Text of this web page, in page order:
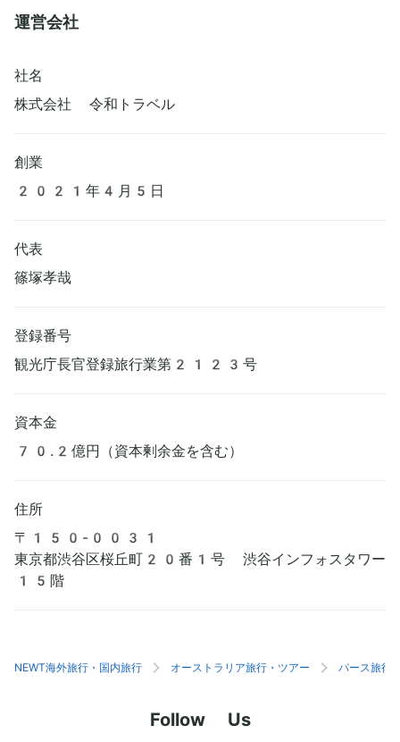
運営会社
社名
株式会社 令和トラベル
創業
2021年4月5日
代表
篠塚孝哉
登録番号
観光庁長官登録旅行業第2123号
資本金
70.2億円（資本剰余金を含む）
住所
〒150-0031
東京都渋谷区桜丘町20番1号 渋谷インフォスタワー
15階
NEWT海外旅行・国内旅行 オーストラリア旅行・ツアー パース旅行
Follow Us